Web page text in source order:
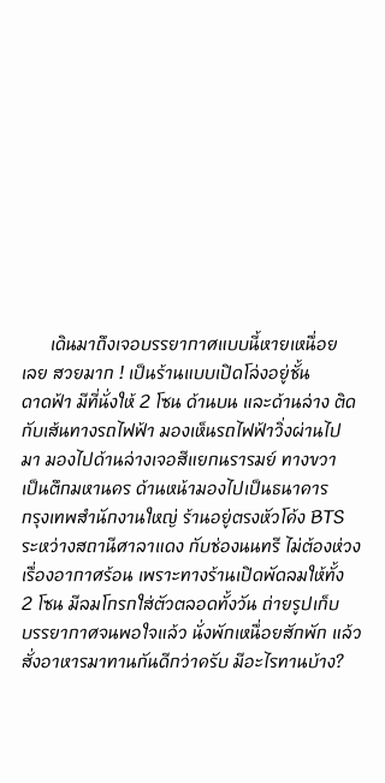
เลย สวยมาก ! เป็นร้านแบบเปิดโล่งอยู่ชั้น
ดาดฟ้า มีที่นั่งให้ 2 โซน ด้านบน และด้านล่าง ติด
กับเส้นทางรถไฟฟ้า มองเห็นรถไฟฟ้าวิ่งผ่านไป
มา มองไปด้านล่างเจอสีแยกนรารมย์ ทางขวา
เป็นตึกมหานคร ด้านหน้ามองไปเป็นธนาคาร
กรุงเทพสำนักงานใหญ่ ร้านอยู่ตรงหัวโค้ง BTS
ระหว่างสถานีศาลาแดง กับช่องนนทรี ไม่ต้องห่วง
เรื่องอากาศร้อน เพราะทางร้านเปิดพัดลมให้ทั้ง
2 โซน มีลมโกรกใส่ตัวตลอดทั้งวัน ถ่ายรูปเก็บ
บรรยากาศจนพอใจแล้ว นั่งพักเหนื่อยสักพัก แล้ว
สั่งอาหารมาทานกันดีกว่าครับ มีอะไรทานบ้าง?